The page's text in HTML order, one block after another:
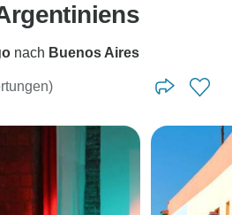
nach Buenos Aires